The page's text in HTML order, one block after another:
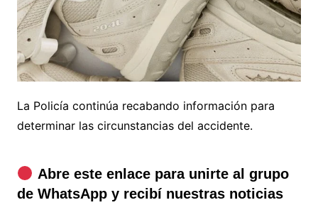
La Policía continúa recabando información para
determinar las circunstancias del accidente.
Abre este enlace para unirte al grupo
de WhatsApp y recibí nuestras noticias